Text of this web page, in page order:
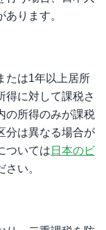
ります。
たは1年以上居所
得に対して課税さ
の所得のみが課税
分は異なる場合が
ついては 日本のビ
さい。